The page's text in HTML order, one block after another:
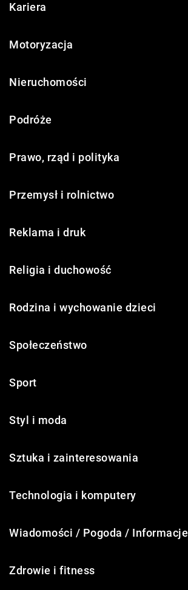
Kariera
Motoryzacja
Nieruchomości
Podróże
Prawo, rząd i polityka
Przemysł i rolnictwo
Reklama i druk
Religia i duchowość
Rodzina i wychowanie dzieci
Społeczeństwo
Sport
Styl i moda
Sztuka i zainteresowania
Technologia i komputery
Wiadomości / Pogoda / Informacje
Zdrowie i fitness